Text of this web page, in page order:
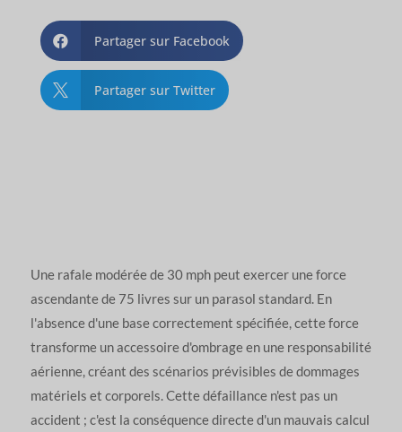
 Partager sur Facebook
 Partager sur Twitter
Une rafale modérée de 30 mph peut exercer une force
ascendante de 75 livres sur un parasol standard. En
l'absence d'une base correctement spécifiée, cette force
transforme un accessoire d'ombrage en une responsabilité
aérienne, créant des scénarios prévisibles de dommages
matériels et corporels. Cette défaillance n'est pas un
accident ; c'est la conséquence directe d'un mauvais calcul